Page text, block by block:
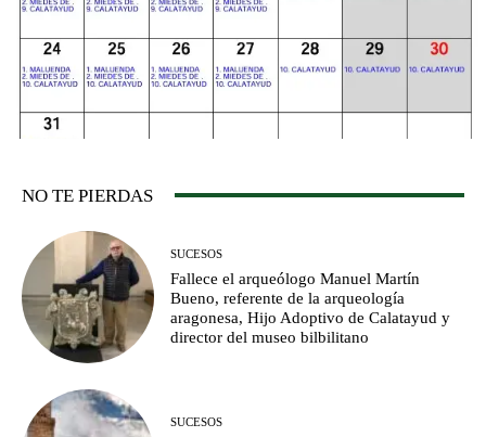
NO TE PIERDAS
SUCESOS
Fallece el arqueólogo Manuel Martín
Bueno, referente de la arqueología
aragonesa, Hijo Adoptivo de Calatayud y
director del museo bilbilitano
SUCESOS